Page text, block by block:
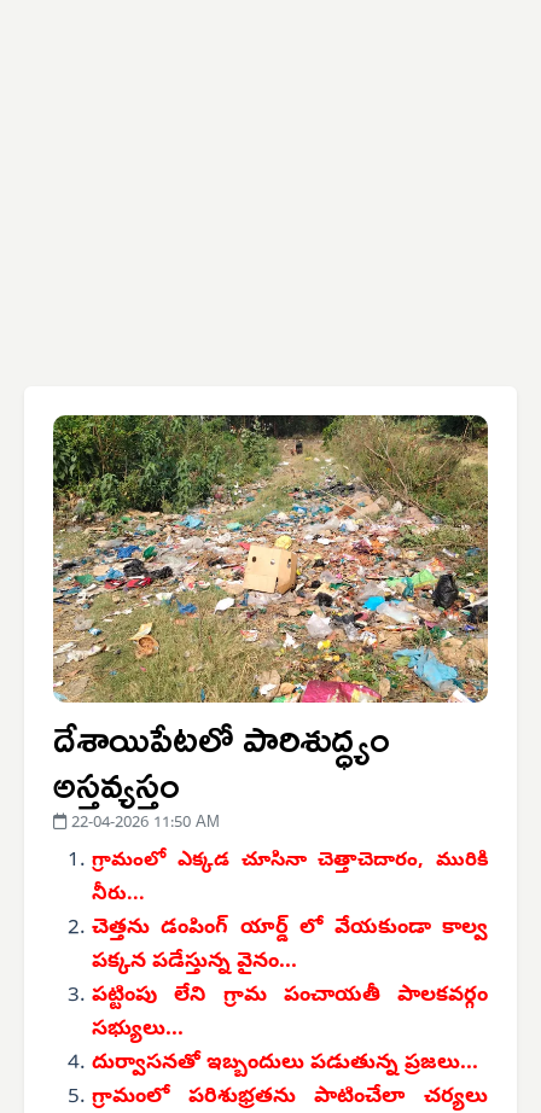
దేశాయిపేటలో పారిశుద్ధ్యం
అస్తవ్యస్తం
22-04-2026 11:50 AM
గ్రామంలో ఎక్కడ చూసినా చెత్తాచెదారం, మురికి
నీరు...
చెత్తను డంపింగ్ యార్డ్ లో వేయకుండా కాల్వ
పక్కన పడేస్తున్న వైనం...
పట్టింపు లేని గ్రామ పంచాయతీ పాలకవర్గం
సభ్యులు...
దుర్వాసనతో ఇబ్బందులు పడుతున్న ప్రజలు...
గ్రామంలో పరిశుభ్రతను పాటించేలా చర్యలు